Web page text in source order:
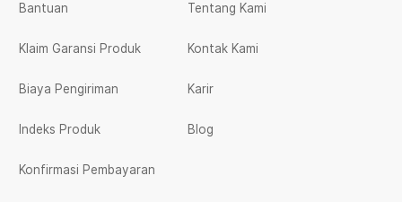
Bantuan
Klaim Garansi Produk
Biaya Pengiriman
Indeks Produk
Konfirmasi Pembayaran
Tentang Kami
Kontak Kami
Karir
Blog